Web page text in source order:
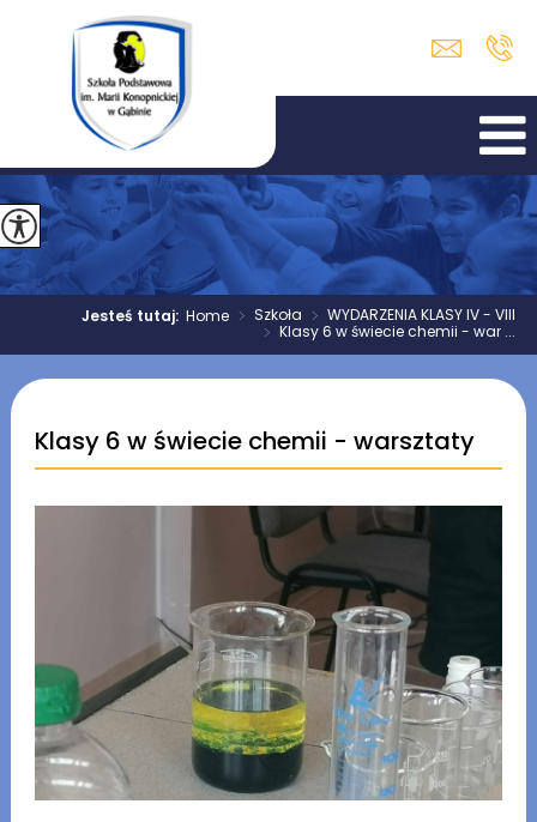
Jesteś tutaj:Home > Szkoła > WYDARZENIA KLASY IV - VIII
> Klasy 6 w świecie chemii - war ...
Klasy 6 w świecie chemii - warsztaty